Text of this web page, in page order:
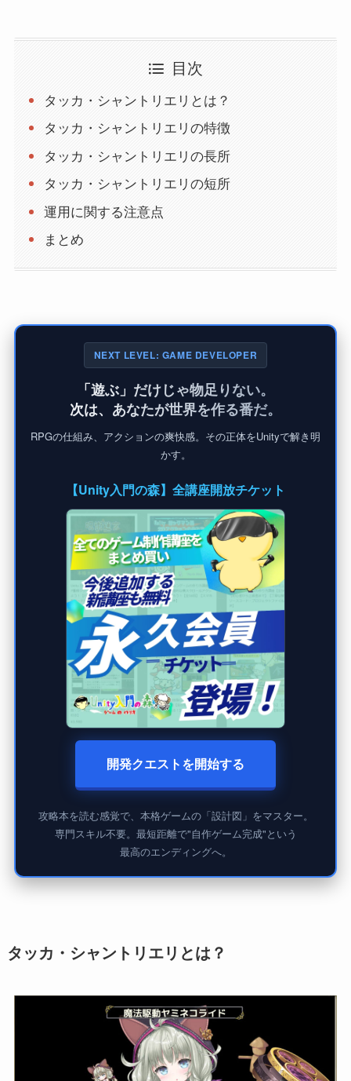
目次
タッカ・シャントリエリとは？
タッカ・シャントリエリの特徴
タッカ・シャントリエリの長所
タッカ・シャントリエリの短所
運用に関する注意点
まとめ
NEXT LEVEL: GAME DEVELOPER
「遊ぶ」だけじゃ物足りない。
次は、あなたが世界を作る番だ。
RPGの仕組み、アクションの爽快感。その正体をUnityで解き明
かす。
【Unity入門の森】全講座開放チケット
開発クエストを開始する
攻略本を読む感覚で、本格ゲームの「設計図」をマスター。
専門スキル不要。最短距離で"自作ゲーム完成"という
最高のエンディングへ。
タッカ・シャントリエリとは？